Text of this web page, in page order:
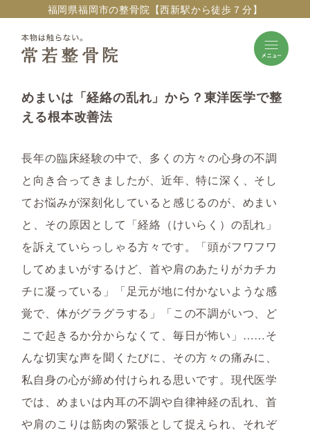
福岡県福岡市の整骨院【西新駅から徒歩７分】
めまいは「経絡の乱れ」から？東洋医学で整
える根本改善法
長年の臨床経験の中で、多くの方々の心身の不調
と向き合ってきましたが、近年、特に深く、そし
てお悩みが深刻化していると感じるのが、めまい
と、その原因として「経絡（けいらく）の乱れ」
を訴えていらっしゃる方々です。「頭がフワフワ
してめまいがするけど、首や肩のあたりがカチカ
チに凝っている」「足元が地に付かないような感
覚で、体がグラグラする」「この不調がいつ、ど
こで起きるか分からなくて、毎日が怖い」……そ
んな切実な声を聞くたびに、その方々の痛みに、
私自身の心が締め付けられる思いです。現代医学
では、めまいは内耳の不調や自律神経の乱れ、首
や肩のこりは筋肉の緊張として捉えられ、それぞ